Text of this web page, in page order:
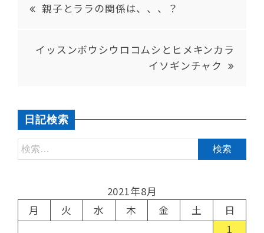
親子とララの関係は、、、？
イッスンボウシウロコムシとヒメキンカラ
イソギンチャク
日記検索
2021年8月
月
火 水 木 金 土
日
1